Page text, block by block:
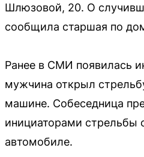
Шлюзовой, 20. О
сообщила старшая по
Ранее в СМИ появилась
мужчина открыл
машине. Собеседница
инициаторами стрельбы
автомобиле.